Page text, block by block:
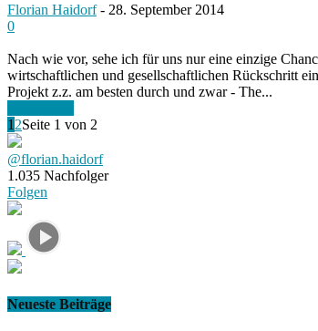
Florian Haidorf - 28. September 2014
0
Nach wie vor, sehe ich für uns nur eine einzige
wirtschaftlichen und gesellschaftlichen Rückschritt
Projekt z.z. am besten durch und zwar - The...
1 2Seite 1 von 2
@florian.haidorf
1.035 Nachfolger
Folgen
Neueste Beiträge